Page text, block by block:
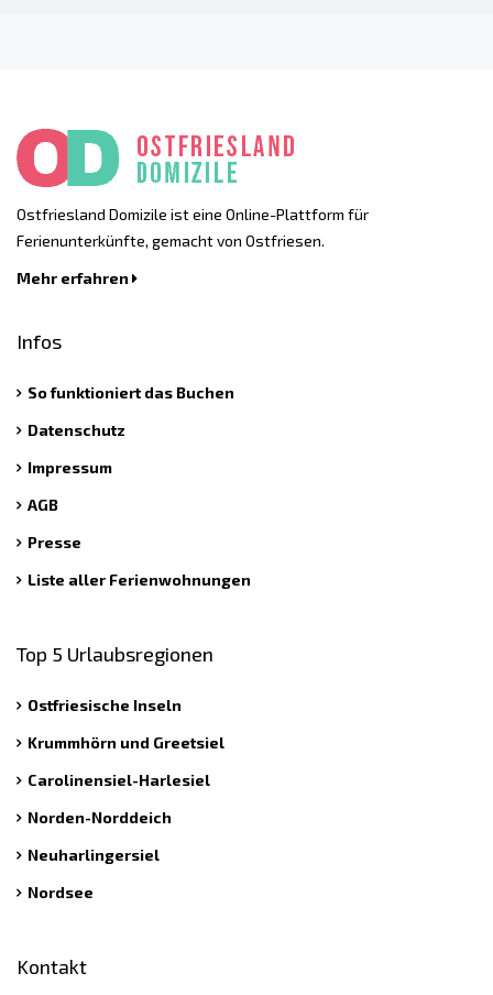
Ostfriesland Domizile ist eine Online-Plattform für
Ferienunterkünfte, gemacht von Ostfriesen.
Mehr erfahren
Infos
So funktioniert das Buchen
Datenschutz
Impressum
AGB
Presse
Liste aller Ferienwohnungen
Top 5 Urlaubsregionen
Ostfriesische Inseln
Krummhörn und Greetsiel
Carolinensiel-Harlesiel
Norden-Norddeich
Neuharlingersiel
Nordsee
Kontakt